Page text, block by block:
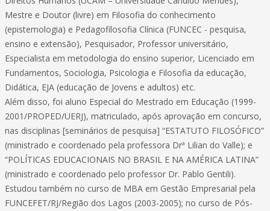
Mestre e Doutor (livre) em Filosofia do conhecimento
(epistemologia) e Pedagofilosofia Clínica (FUNCEC - pesquisa,
ensino e extensão), Pesquisador, Professor universitário,
Especialista em metodologia do ensino superior, Licenciado em
Fundamentos, Sociologia, Psicologia e Filosofia da educação,
Didática, EJA (educação de Jovens e adultos) etc.
Além disso, foi aluno Especial do Mestrado em Educação (1999-
2001/PROPED/UERJ), matriculado, após aprovação em concurso,
nas disciplinas [seminários de pesquisa] “ESTATUTO FILOSÓFICO”
(ministrado e coordenado pela professora Drª Lilian do Valle); e
“POLÍTICAS EDUCACIONAIS NO BRASIL E NA AMÉRICA LATINA”
(ministrado e coordenado pelo professor Dr. Pablo Gentili).
Estudou também no curso de MBA em Gestão Empresarial pela
FUNCEFET/RJ/Região dos Lagos (2003-2005); no curso de Pós-